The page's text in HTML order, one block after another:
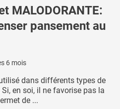
MALODORANTE:
pansement au
6 mois
dans différents types de
en soi, il ne favorise pas la
de ...